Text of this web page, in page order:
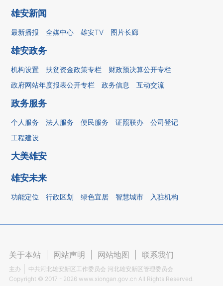
雄安新闻
最新播报 全媒中心 雄安TV 图片长廊
雄安政务
机构设置 扶贫资金政策专栏
财政预决算公开专栏
政府网站年度报表公开专栏
政务信息 互动交流
政务服务
个人服务 法人服务 便民服务 证照联办
公司登记
工程建设
大美雄安
雄安未来
功能定位 行政区划 绿色宜居 智慧城市 入驻机构
关于本站 网站声明 网站地图 联系我们
主办
中共河北雄安新区工作委员会 河北雄安新区管理委员会
Copyright © 2017 - 2026 www.xiongan.gov.cn All Rights Reserved.